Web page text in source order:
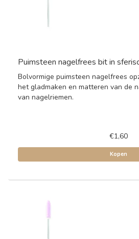
Puimsteen nagelfrees bit in
Bolvormige puimsteen nagelfrees
het gladmaken en matteren van de
van nagelriemen.
€1,60
Kopen